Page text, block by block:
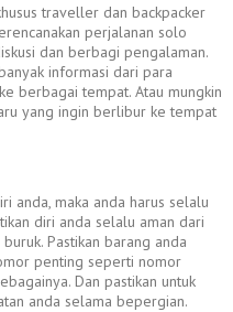
traveller dan backpacker
perjalanan solo
dan berbagi pengalaman.
informasi dari para
berbagai tempat. Atau mungkin
yang ingin berlibur ke tempat
anda, maka anda harus selalu
diri anda selalu aman dari
Pastikan barang anda
penting seperti nomor
Dan pastikan untuk
anda selama bepergian.